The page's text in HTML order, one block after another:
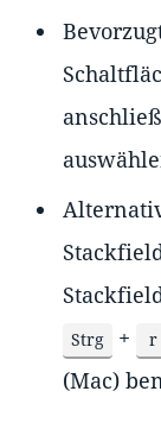
Strg + r
(Mac)